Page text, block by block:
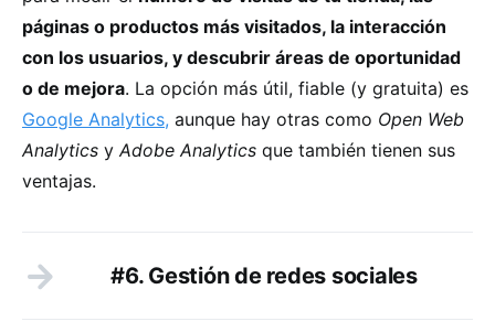
páginas o productos más visitados, la interacción
con los usuarios, y descubrir áreas de oportunidad
o de mejora. La opción más útil, fiable (y gratuita) es
Google Analytics, aunque hay otras como Open Web
Analytics y Adobe Analytics que también tienen sus
ventajas.
#6. Gestión de redes sociales